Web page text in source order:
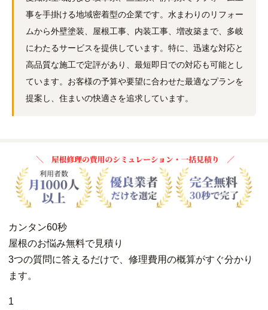
事を手掛ける地域密着型の企業です。水まわりのリフォー
ムから外壁塗装、屋根工事、内装工事、増改築まで、多岐
にわたるサービスを提供しています。特に、迅速な対応と
高品質な施工で定評があり、最短即日での対応も可能とし
ています。お客様の予算や要望に合わせた最適なプランを
提案し、住まいの快適さを追求しています。
カンタン60秒
屋根のお悩み無料で見積り
3つの質問に答えるだけで、修理費用の概算がすぐ分かり
ます。
1